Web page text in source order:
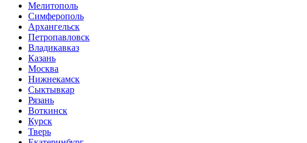
Мелитополь
Симферополь
Архангельск
Петропавловск
Владикавказ
Казань
Москва
Нижнекамск
Сыктывкар
Рязань
Воткинск
Курск
Тверь